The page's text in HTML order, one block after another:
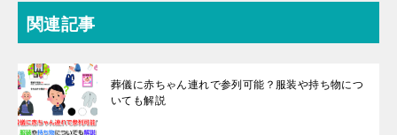
関連記事
葬儀に赤ちゃん連れで参列可能？服装や持ち物につ
いても解説